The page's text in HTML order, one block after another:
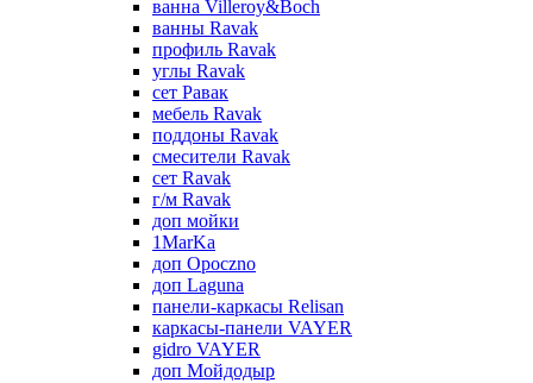
ванна Villeroy&Boch
ванны Ravak
профиль Ravak
углы Ravak
сет Равак
мебель Ravak
поддоны Ravak
смесители Ravak
сет Ravak
г/м Ravak
доп мойки
1MarKa
доп Opoczno
доп Laguna
панели-каркасы Relisan
каркасы-панели VAYER
gidro VAYER
доп Мойдодыр